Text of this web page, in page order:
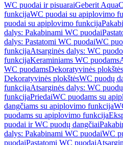
WC puodai ir pisuaraiGeberit
funkcijaWC puodai su apiplovimo
puodai su apiplovimo funkcija
dalys: Pakabinami WC puodai
dalys: Pastatomi WC puodaiWC
funkcijaAtsarginės dalys: WC
funkcijaKeraminiams WC puodams
WC puodamsDekoratyvinės plokštės
Dekoratyvinės plokštėsWC puodų
funkcijaAtsarginės dalys: WC
funkcijaPriedaiWC puodams su
dangčiams su apiplovimo funkcija
puodams su apiplovimo funkcija
puodai ir WC puodų dangčiai
dalys: Pakabinami WC puodaiWC
puodaiPastatomi WC puodai